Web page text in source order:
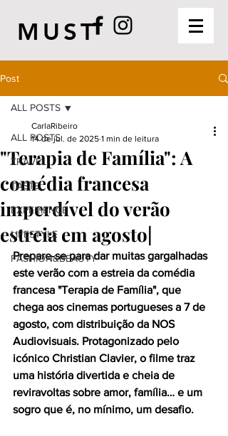
MUST
Post
ALL POSTS
TRAVEL
TASTE
EXPERIENCE
LIFESTYLE
FASHION&BEAUTY
ALL POSTS
"Terapia de Família": A
comédia francesa
imperdível do verão
estreia em agosto|
CarlaRibeiro
14 de jul. de 2025 1 min de leitura
Prepare-se para dar muitas gargalhadas
este verão com a estreia da comédia
francesa "Terapia de Família", que
chega aos cinemas portugueses a 7 de
agosto, com distribuição da NOS
Audiovisuais. Protagonizado pelo
icónico Christian Clavier, o filme traz
uma história divertida e cheia de
reviravoltas sobre amor, família… e um
sogro que é, no mínimo, um desafio.